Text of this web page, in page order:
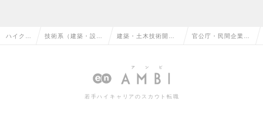
ハイクラ 技術系（建築・設 建築・土木技術開
ントの転職
官公庁・民間企業向
若手ハイキャリアのスカウト転職